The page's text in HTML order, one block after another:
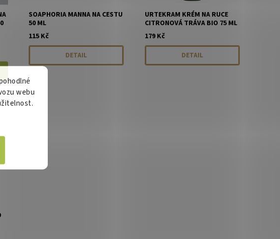
SOAPHORIA MANNA NA CESTU
50 ML
115 Kč
DETAIL
URTEKRAM KRÉM NA RUCE
CITRONOVÁ TRÁVA BIO 75 ML
179 Kč
DETAIL
webu